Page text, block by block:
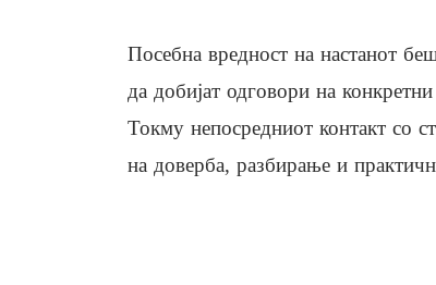
Посебна вредност на настанот
да добијат одговори на
Токму непосредниот контакт со
на доверба, разбирање и